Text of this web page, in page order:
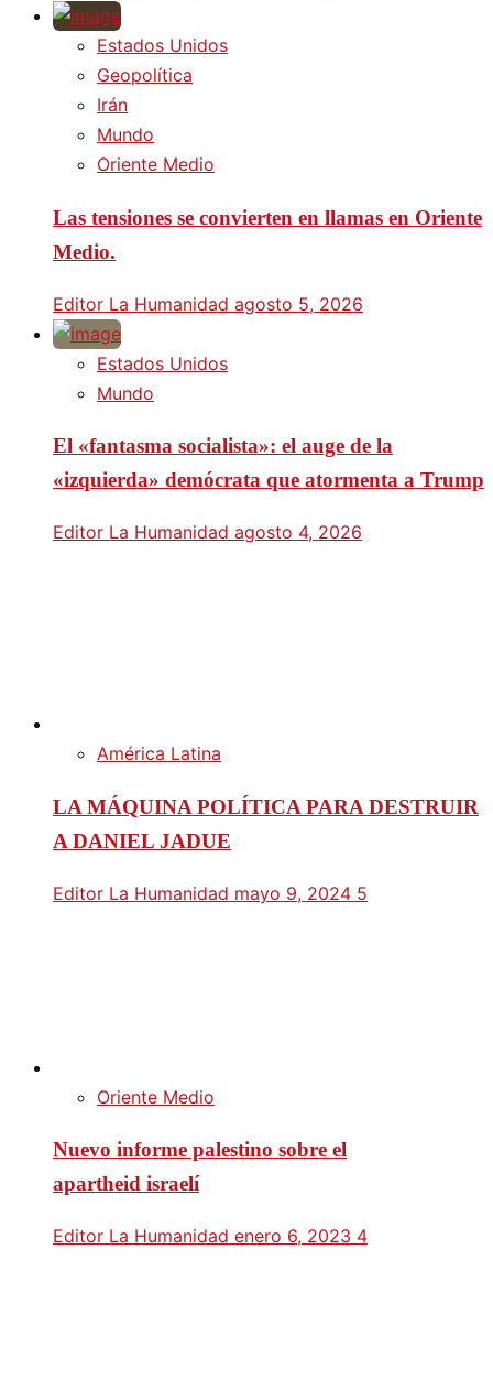
Estados Unidos
Geopolítica
Irán
Mundo
Oriente Medio
Las tensiones se convierten en llamas en Oriente
Medio.
Editor La Humanidad agosto 5, 2026
Estados Unidos
Mundo
El «fantasma socialista»: el auge de la
«izquierda» demócrata que atormenta a Trump
Editor La Humanidad agosto 4, 2026
América Latina
LA MÁQUINA POLÍTICA PARA DESTRUIR
A DANIEL JADUE
Editor La Humanidad mayo 9, 2024 5
Oriente Medio
Nuevo informe palestino sobre el
apartheid israelí
Editor La Humanidad enero 6, 2023 4